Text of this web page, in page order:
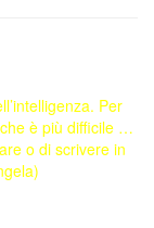
Per
è più difficile …
o di scrivere in